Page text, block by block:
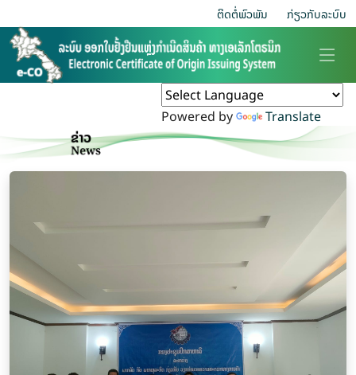
ຕິດຕໍ່ພົວພັນ ກ່ຽວ​ກັບ​ລະບົບ
Powered by Translate